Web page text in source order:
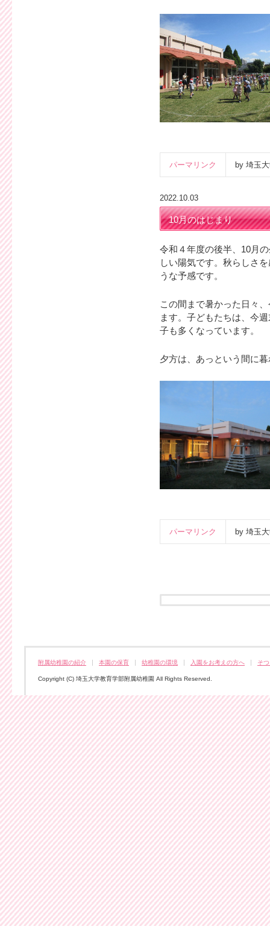
パーマリンク by 埼玉
2022.10.03
10月のはじまり
令和４年度の後半、10月
しい陽気です。秋らしさ
うな予感です。
この間まで暑かった日々
ます。子どもたちは、今
子も多くなっています。
夕方は、あっという間に
パーマリンク by 埼玉
附属幼稚園の紹介 本園の保育 幼稚園の環境 入園をお考えの方へ そ
Copyright (C) 埼玉大学教育学部附属幼稚園 All Rights Reserved.